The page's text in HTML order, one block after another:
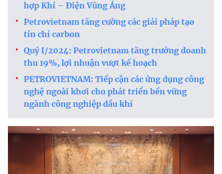
hợp Khí – Điện Vũng Áng
Petrovietnam tăng cường các giải pháp tạo
tín chỉ carbon
Quý I/2024: Petrovietnam tăng trưởng doanh
thu 19%, lợi nhuận vượt kế hoạch
PETROVIETNAM: Tiếp cận các ứng dụng công
nghệ ngoài khơi cho phát triển bền vững
ngành công nghiệp dầu khí